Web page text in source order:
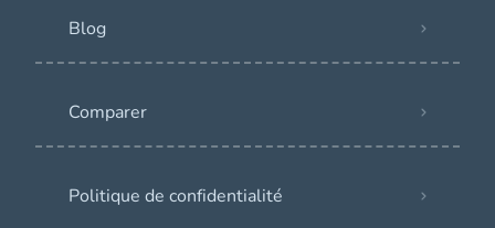
Blog
Comparer
Politique de confidentialité